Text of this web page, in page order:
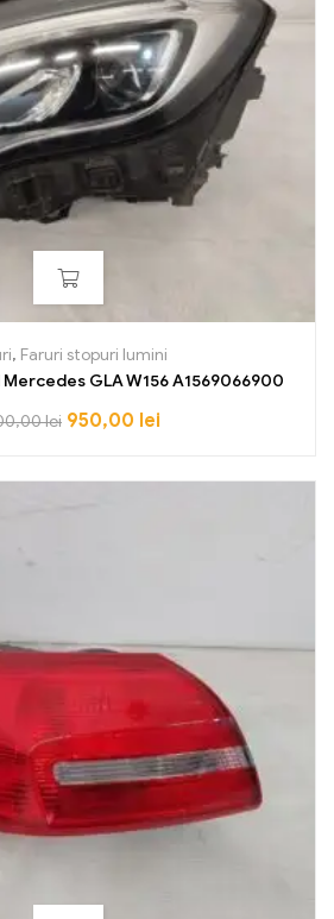
, Faruri stopuri lumini
GLA W156 A1569066900
lei 950,00 lei